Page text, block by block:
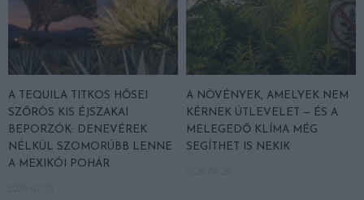
A TEQUILA TITKOS HŐSEI
SZŐRÖS KIS ÉJSZAKAI
BEPORZÓK: DENEVÉREK
NÉLKÜL SZOMORÚBB LENNE
A MEXIKÓI POHÁR
A NÖVÉNYEK, AMELYEK NEM
KÉRNEK ÚTLEVELET — ÉS A
MELEGEDŐ KLÍMA MÉG
SEGÍTHET IS NEKIK